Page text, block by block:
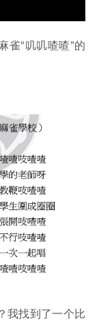
雀“叽叽喳喳”的
我找到了一个比